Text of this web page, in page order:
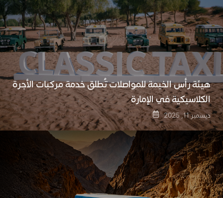
هيئة رأس الخيمة للمواصلات تُطلق خدمة مركبات الأجرة
الكلاسيكية في الإمارة
ديسمبر 11, 2025